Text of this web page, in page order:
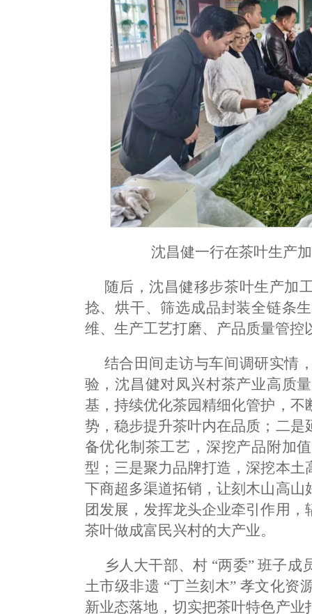
沈昌健一行在茶叶生产
随后，沈昌健移步茶叶生产加
捻、烘干、筛选成品封装全链条
维、生产工艺打磨、产品质量管
结合田间走访与车间调研实情
验，沈昌健对凤兴村茶产业高质
基，持续优化茶园精细化管护，
势，稳步提升茶叶内在品质；二
备优化制茶工艺，深挖产品附加
型；三是聚力品牌打造，深挖本
下商超多渠道拓销，让刻木山高
团发展，发挥龙头企业牵引作用
茶叶做成富民兴村的大产业。
乡人大干部、村 “两委” 班子
土市级非遗 “丁兰刻木” 孝文化资
新业态落地，切实把茶叶特色产